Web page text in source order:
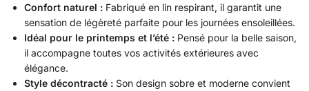
Confort naturel : Fabriqué en lin respirant, il garantit une
sensation de légèreté parfaite pour les journées ensoleillées.
Idéal pour le printemps et l’été : Pensé pour la belle saison,
il accompagne toutes vos activités extérieures avec
élégance.
Style décontracté : Son design sobre et moderne convient